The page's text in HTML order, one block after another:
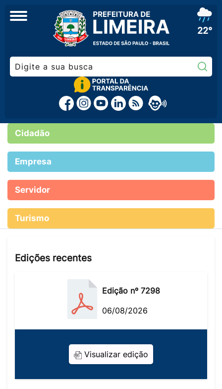
22°
Cidadão
Empresa
Servidor
Turismo
Edições recentes
Edição nº 7298
06/08/2026
Visualizar edição